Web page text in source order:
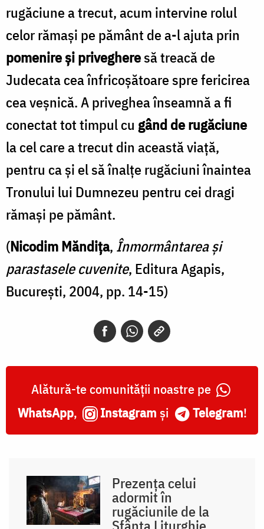
rugăciune a trecut, acum intervine rolul
celor rămași pe pământ de a-l ajuta prin
pomenire și privegheresă treacă de
Judecata cea înfricoșătoare spre fericirea
cea veșnică. A priveghea înseamnă a fi
conectat tot timpul cu gând de rugăciune
la cel care a trecut din această viață,
pentru ca și el să înalțe rugăciuni înaintea
Tronului lui Dumnezeu pentru cei dragi
rămași pe pământ.
(Nicodim Măndița, Înmormântarea și
parastasele cuvenite, Editura Agapis,
București, 2004, pp. 14-15)
Alătură-te comunității noastre pe
WhatsApp, Instagram și Telegram!
Prezența celui
adormit în
rugăciunile de la